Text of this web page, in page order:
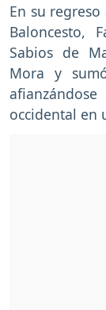
En su
Baloncesto,
Sabios de
Mora y
occidental en